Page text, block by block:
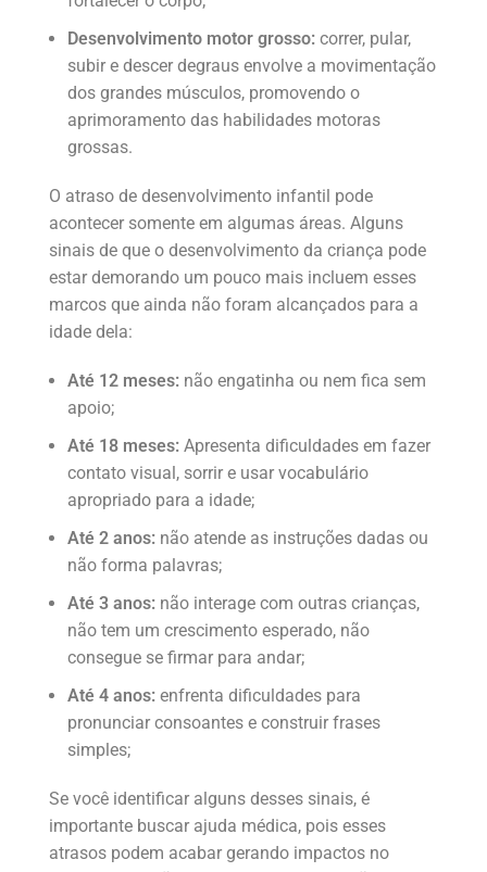
Desenvolvimento motor grosso: correr, pular,
subir e descer degraus envolve a movimentação
dos grandes músculos, promovendo o
aprimoramento das habilidades motoras
grossas.
O atraso de desenvolvimento infantil pode
acontecer somente em algumas áreas. Alguns
sinais de que o desenvolvimento da criança pode
estar demorando um pouco mais incluem esses
marcos que ainda não foram alcançados para a
idade dela:
Até 12 meses: não engatinha ou nem fica sem
apoio;
Até 18 meses: Apresenta dificuldades em fazer
contato visual, sorrir e usar vocabulário
apropriado para a idade;
Até 2 anos: não atende as instruções dadas ou
não forma palavras;
Até 3 anos: não interage com outras crianças,
não tem um crescimento esperado, não
consegue se firmar para andar;
Até 4 anos: enfrenta dificuldades para
pronunciar consoantes e construir frases
simples;
Se você identificar alguns desses sinais, é
importante buscar ajuda médica, pois esses
atrasos podem acabar gerando impactos no